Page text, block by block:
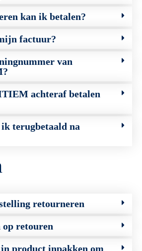
kan ik betalen?
factuur?
van
achteraf betalen
terugbetaald na
retourneren
retouren
product inpakken om